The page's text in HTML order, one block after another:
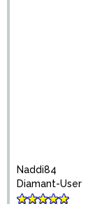
Naddi84
Diamant-User